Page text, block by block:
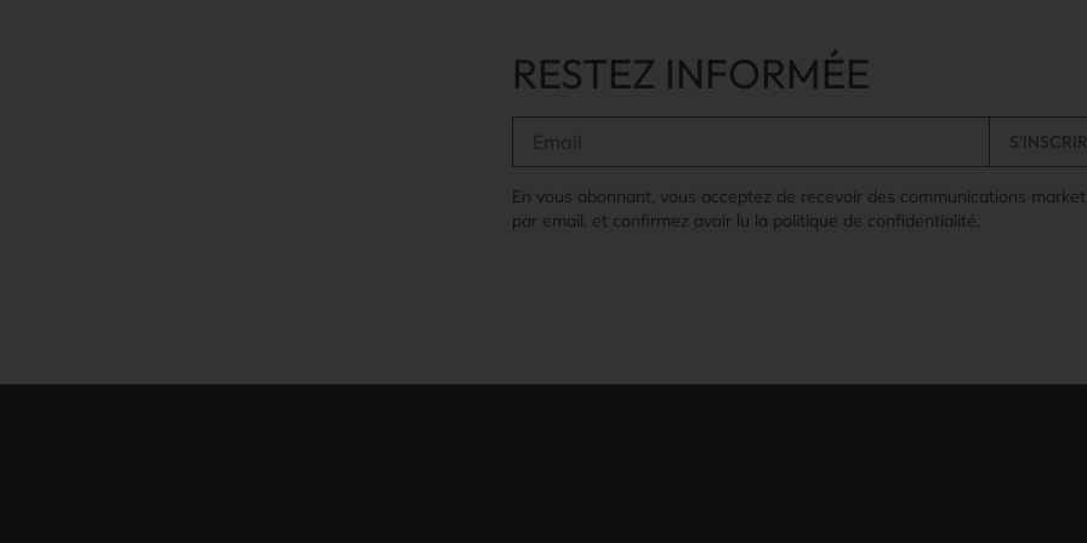
RESTEZ INFORMÉE
En vous abonnant, vous acceptez de recevoir des communications
par email, et confirmez avoir lu la politique de confidentialité.